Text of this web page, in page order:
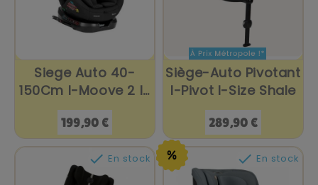
Siege Auto 40-
150Cm I-Moove 2 I-
Size...
Prix
199,90 €
Siège-Auto Pivotant
I-Pivot I-Size Shale
Prix
289,90 €
 En stock  En stock